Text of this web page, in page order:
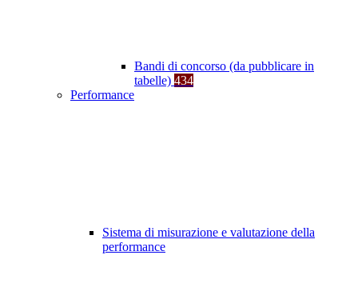
Bandi di concorso (da pubblicare in
tabelle) 434
Performance
Sistema di misurazione e valutazione della
performance